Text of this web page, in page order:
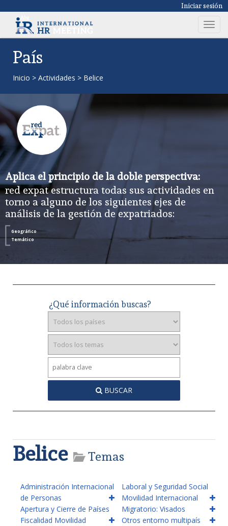
Iniciar sesión
T
o
n
o
País
Inicio > Actividades > Belice
Aplica el principio de la doble perspectiva:
red expat estructura todas sus actividades en
torno a alguno de los siguientes ejes de
análisis de la gestión de expatriados:
Geográfico
Temático
¿Qué información buscas?
BUSCAR
Belice Temas
Administración Internacional
de Personas
Apertura y Cierre de Países
Fiscalidad Movilidad
Laboral y Seguridad Social
Movilidad Internacional
Migratorio: Visados
Otros entorno multipaís